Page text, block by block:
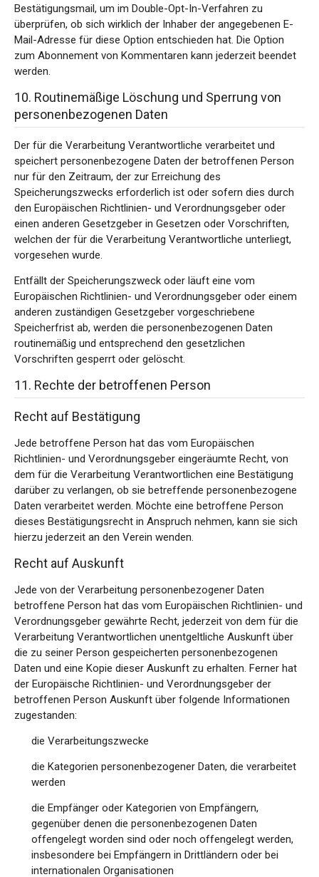
Bestätigungsmail, um im Double-Opt-In-Verfahren zu
überprüfen, ob sich wirklich der Inhaber der angegebenen E-
Mail-Adresse für diese Option entschieden hat. Die Option
zum Abonnement von Kommentaren kann jederzeit beendet
werden.
10. Routinemäßige Löschung und Sperrung von
personenbezogenen Daten
Der für die Verarbeitung Verantwortliche verarbeitet und
speichert personenbezogene Daten der betroffenen Person
nur für den Zeitraum, der zur Erreichung des
Speicherungszwecks erforderlich ist oder sofern dies durch
den Europäischen Richtlinien- und Verordnungsgeber oder
einen anderen Gesetzgeber in Gesetzen oder Vorschriften,
welchen der für die Verarbeitung Verantwortliche unterliegt,
vorgesehen wurde.
Entfällt der Speicherungszweck oder läuft eine vom
Europäischen Richtlinien- und Verordnungsgeber oder einem
anderen zuständigen Gesetzgeber vorgeschriebene
Speicherfrist ab, werden die personenbezogenen Daten
routinemäßig und entsprechend den gesetzlichen
Vorschriften gesperrt oder gelöscht.
11. Rechte der betroffenen Person
Recht auf Bestätigung
Jede betroffene Person hat das vom Europäischen
Richtlinien- und Verordnungsgeber eingeräumte Recht, von
dem für die Verarbeitung Verantwortlichen eine Bestätigung
darüber zu verlangen, ob sie betreffende personenbezogene
Daten verarbeitet werden. Möchte eine betroffene Person
dieses Bestätigungsrecht in Anspruch nehmen, kann sie sich
hierzu jederzeit an den Verein wenden.
Recht auf Auskunft
Jede von der Verarbeitung personenbezogener Daten
betroffene Person hat das vom Europäischen Richtlinien- und
Verordnungsgeber gewährte Recht, jederzeit von dem für die
Verarbeitung Verantwortlichen unentgeltliche Auskunft über
die zu seiner Person gespeicherten personenbezogenen
Daten und eine Kopie dieser Auskunft zu erhalten. Ferner hat
der Europäische Richtlinien- und Verordnungsgeber der
betroffenen Person Auskunft über folgende Informationen
zugestanden:
die Verarbeitungszwecke
die Kategorien personenbezogener Daten, die verarbeitet
werden
die Empfänger oder Kategorien von Empfängern,
gegenüber denen die personenbezogenen Daten
offengelegt worden sind oder noch offengelegt werden,
insbesondere bei Empfängern in Drittländern oder bei
internationalen Organisationen